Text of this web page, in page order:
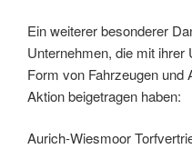
Ein weiterer besonderer
Unternehmen, die mit
Form von Fahrzeugen und
Aktion beigetragen haben:
Aurich-Wiesmoor